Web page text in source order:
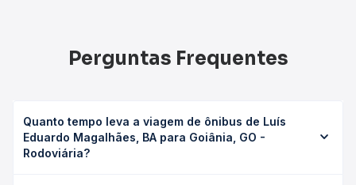
Perguntas Frequentes
Quanto tempo leva a viagem de ônibus de Luís
Eduardo Magalhães, BA para Goiânia, GO -
Rodoviária?